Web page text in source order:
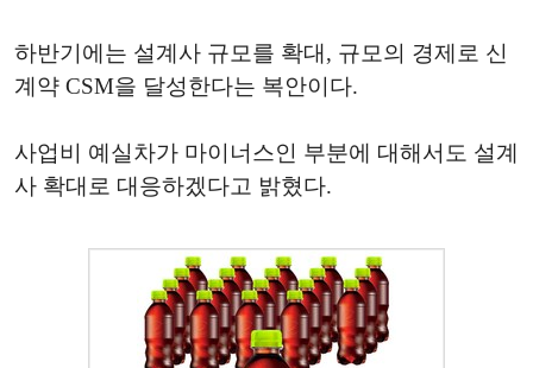
하반기에는 설계사 규모를 확대, 규모의 경제로 신
계약 CSM을 달성한다는 복안이다.
사업비 예실차가 마이너스인 부분에 대해서도 설계
사 확대로 대응하겠다고 밝혔다.